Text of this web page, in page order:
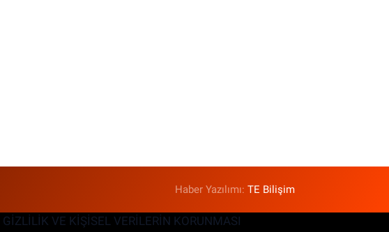
Haber Yazılımı:TE Bilişim
GİZLİLİK VE KİŞİSEL VERİLERİN KORUNMASI